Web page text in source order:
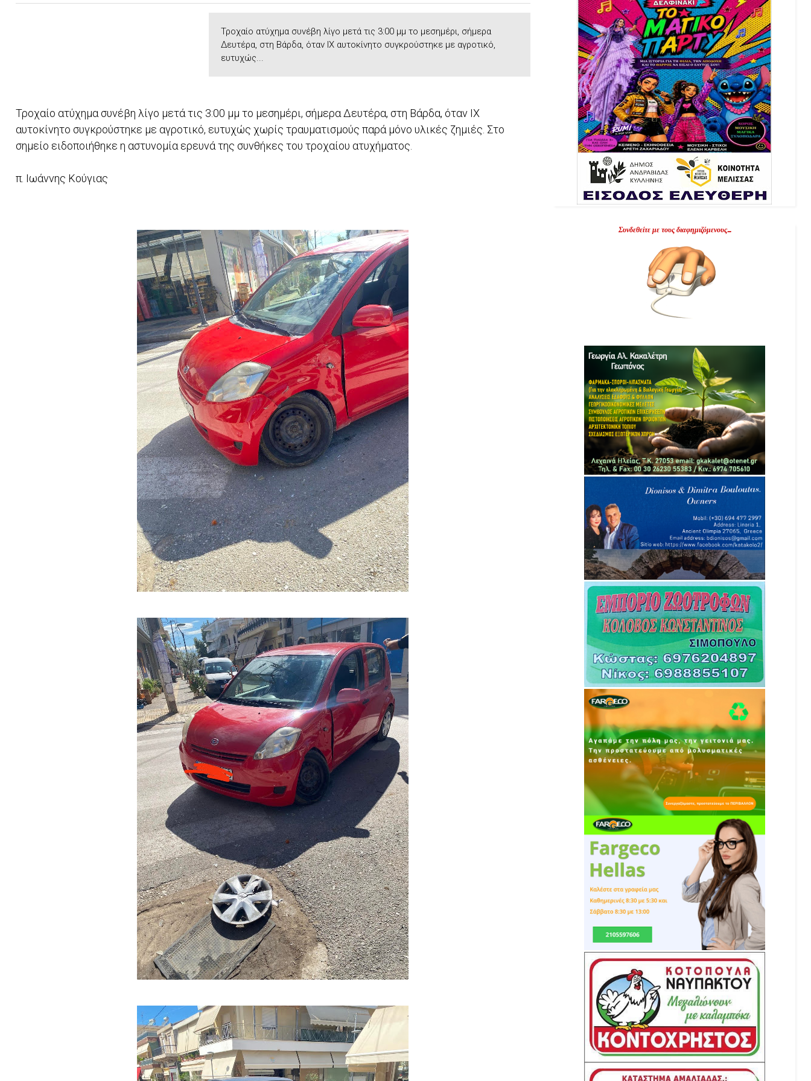
Τροχαίο ατύχημα συνέβη λίγο μετά τις 3:00 μμ το μεσημέρι, σήμερα
Δευτέρα, στη Βάρδα, όταν ΙΧ αυτοκίνητο συγκρούστηκε με αγροτικό,
ευτυχώς...
Τροχαίο ατύχημα συνέβη λίγο μετά τις 3:00 μμ το μεσημέρι, σήμερα Δευτέρα, στη Βάρδα, όταν ΙΧ
αυτοκίνητο συγκρούστηκε με αγροτικό, ευτυχώς χωρίς τραυματισμούς παρά μόνο υλικές ζημιές. Στο
σημείο ειδοποιήθηκε η αστυνομία ερευνά της συνθήκες του τροχαίου ατυχήματος.
π. Ιωάννης Κούγιας
Συνδεθείτε με τους διαφημιζόμενους...